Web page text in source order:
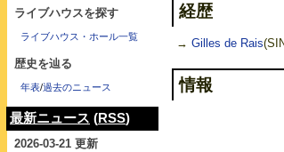
経歴
→ Gilles de Rais
情報
ライブハウスを探す
ライブハウス・ホール一覧
歴史を辿る
年表/過去のニュース
最新ニュース (RSS)
2026-03-21 更新